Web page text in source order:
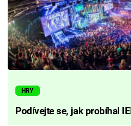
HRY
Podívejte se, jak probíhal